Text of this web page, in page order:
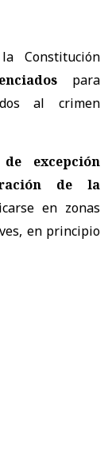
Constitución
para
al crimen
excepción
de la
en zonas
en principio